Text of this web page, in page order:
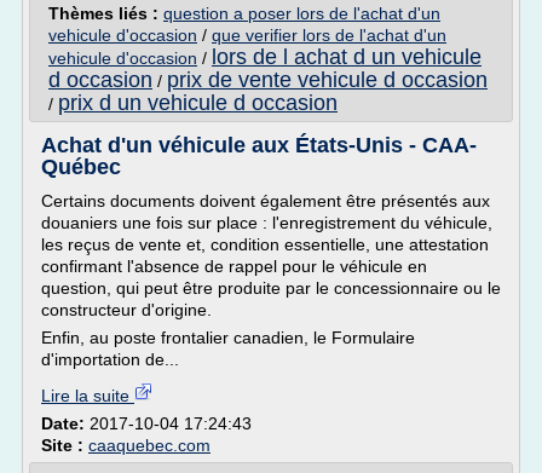
Thèmes liés : question a poser lors de l'achat d'un
vehicule d'occasion / que verifier lors de l'achat d'un
vehicule d'occasion / lors de l achat d un vehicule
d occasion / prix de vente vehicule d occasion
/ prix d un vehicule d occasion
Achat d'un véhicule aux États-Unis - CAA-
Québec
Certains documents doivent également être présentés aux
douaniers une fois sur place : l'enregistrement du véhicule,
les reçus de vente et, condition essentielle, une attestation
confirmant l'absence de rappel pour le véhicule en
question, qui peut être produite par le concessionnaire ou le
constructeur d'origine.
Enfin, au poste frontalier canadien, le Formulaire
d'importation de...
Lire la suite
Date: 2017-10-04 17:24:43
Site : caaquebec.com